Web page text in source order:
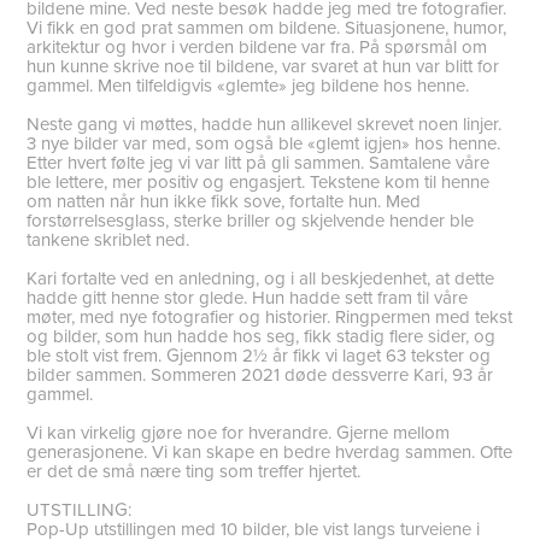
bildene mine. Ved neste besøk hadde jeg med tre fotografier.
Vi fikk en god prat sammen om bildene. Situasjonene, humor,
arkitektur og hvor i verden bildene var fra. På spørsmål om
hun kunne skrive noe til bildene, var svaret at hun var blitt for
gammel. Men tilfeldigvis «glemte» jeg bildene hos henne.
Neste gang vi møttes, hadde hun allikevel skrevet noen linjer.
3 nye bilder var med, som også ble «glemt igjen» hos henne.
Etter hvert følte jeg vi var litt på gli sammen. Samtalene våre
ble lettere, mer positiv og engasjert. Tekstene kom til henne
om natten når hun ikke fikk sove, fortalte hun. Med
forstørrelsesglass, sterke briller og skjelvende hender ble
tankene skriblet ned.
Kari fortalte ved en anledning, og i all beskjedenhet, at dette
hadde gitt henne stor glede. Hun hadde sett fram til våre
møter, med nye fotografier og historier. Ringpermen med tekst
og bilder, som hun hadde hos seg, fikk stadig flere sider, og
ble stolt vist frem. Gjennom 2½ år fikk vi laget 63 tekster og
bilder sammen. Sommeren 2021 døde dessverre Kari, 93 år
gammel.
Vi kan virkelig gjøre noe for hverandre. Gjerne mellom
generasjonene. Vi kan skape en bedre hverdag sammen. Ofte
er det de små nære ting som treffer hjertet.
UTSTILLING:
Pop-Up utstillingen med 10 bilder, ble vist langs turveiene i